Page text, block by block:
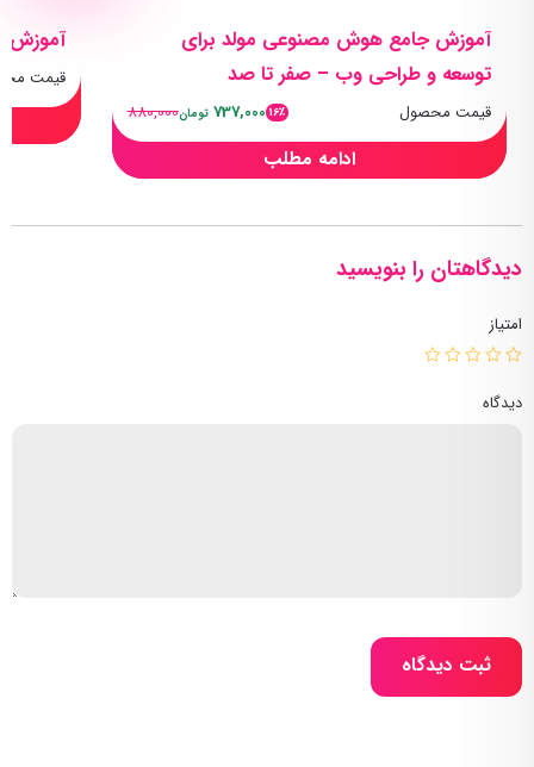
آموزش جامع هوش مصنوعی مولد برای
توسعه و طراحی وب – صفر تا صد
قیمت محصول 16٪ 737,000 تومان880,000
ادامه مطلب
آموزش
قیمت
دیدگاهتان را بنویسید
امتیاز
دیدگاه
ثبت دیدگاه